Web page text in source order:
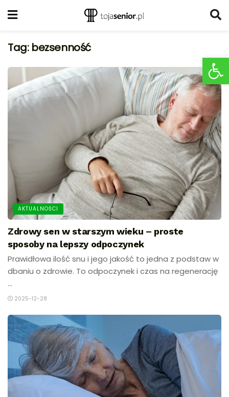
Tag: bezsenność
AKTUALNOŚCI
Zdrowy sen w starszym wieku – proste
sposoby na lepszy odpoczynek
Prawidłowa ilość snu i jego jakość to jedna z podstaw w
dbaniu o zdrowie. To odpoczynek i czas na regenerację
...
2025-12-28